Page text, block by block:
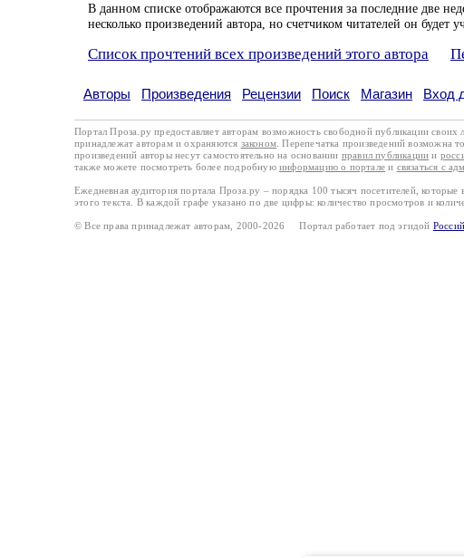
В данном списке отображаются все прочтения за последние две
несколько произведений автора, но счетчиком читателей он будет
Список прочтений всех произведений этого автора
Авторы Произведения Рецензии Поиск Магазин Вход
Портал Проза.ру предоставляет авторам возможность свободной публикации
принадлежат авторам и охраняются законом . Перепечатка произведений возможна
произведений авторы несут самостоятельно на основании правил публикации и
также можете посмотреть более подробную информацию о портале и связаться с
Ежедневная аудитория портала Проза.ру – порядка 100 тысяч посетителей,
этого текста. В каждой графе указано по две цифры: количество просмотров и
© Все права принадлежат авторам, 2000-2026 Портал работает под эгидой